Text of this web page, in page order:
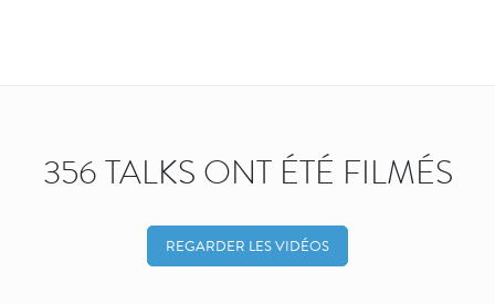
356 TALKS ONT ÉTÉ FILMÉS
REGARDER LES VIDÉOS